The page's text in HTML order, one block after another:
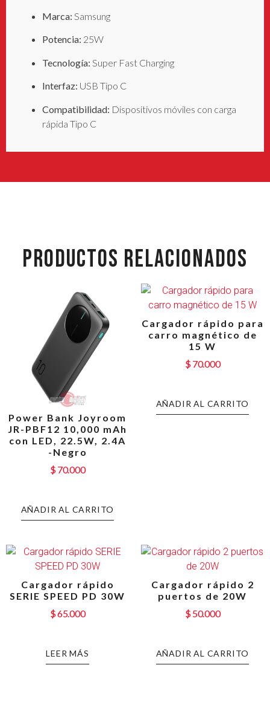
Marca: Samsung
Potencia: 25W
Tecnología: Super Fast Charging
Interfaz: USB Tipo C
Compatibilidad: Dispositivos móviles con carga
rápida Tipo C
PRODUCTOS RELACIONADOS
Power Bank Joyroom
JR-PBF12 10,000 mAh
con LED, 22.5W, 2.4A
-Negro
$70.000
AÑADIR AL CARRITO
Cargador rápido para
carro magnético de
15 W
$70.000
AÑADIR AL CARRITO
Cargador rápido
SERIE SPEED PD 30W
$65.000
LEER MÁS
Cargador rápido 2
puertos de 20W
$50.000
AÑADIR AL CARRITO